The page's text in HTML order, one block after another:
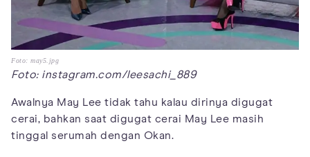
Foto: may5.jpg
Foto: instagram.com/leesachi_889
Awalnya May Lee tidak tahu kalau dirinya digugat
cerai, bahkan saat digugat cerai May Lee masih
tinggal serumah dengan Okan.